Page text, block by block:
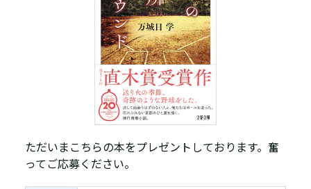
ただいまこちらの本をプレゼントしております。奮
ってご応募ください。